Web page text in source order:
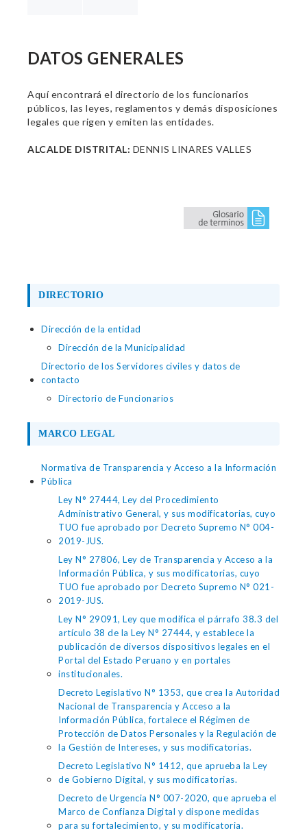
DATOS GENERALES
Aquí encontrará el directorio de los funcionarios
públicos, las leyes, reglamentos y demás disposiciones
legales que rigen y emiten las entidades.
ALCALDE DISTRITAL: DENNIS LINARES VALLES
DIRECTORIO
Dirección de la entidad
Dirección de la Municipalidad
Directorio de los Servidores civiles y datos de
contacto
Directorio de Funcionarios
MARCO LEGAL
Normativa de Transparencia y Acceso a la Información
Pública
Ley N° 27444, Ley del Procedimiento
Administrativo General, y sus modificatorias, cuyo
TUO fue aprobado por Decreto Supremo N° 004-
2019-JUS.
Ley N° 27806, Ley de Transparencia y Acceso a la
Información Pública, y sus modificatorias, cuyo
TUO fue aprobado por Decreto Supremo N° 021-
2019-JUS.
Ley N° 29091, Ley que modifica el párrafo 38.3 del
artículo 38 de la Ley N° 27444, y establece la
publicación de diversos dispositivos legales en el
Portal del Estado Peruano y en portales
institucionales.
Decreto Legislativo N° 1353, que crea la Autoridad
Nacional de Transparencia y Acceso a la
Información Pública, fortalece el Régimen de
Protección de Datos Personales y la Regulación de
la Gestión de Intereses, y sus modificatorias.
Decreto Legislativo N° 1412, que aprueba la Ley
de Gobierno Digital, y sus modificatorias.
Decreto de Urgencia N° 007-2020, que aprueba el
Marco de Confianza Digital y dispone medidas
para su fortalecimiento, y su modificatoria.